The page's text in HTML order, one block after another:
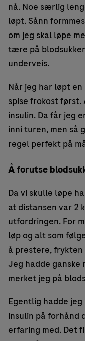
nå. Noe særlig
løpt. Sånn
om jeg skal løpe
tære på
underveis.
Når jeg har løpt
spise frokost
insulin. Da får jeg
inni turen, men så
regel perfekt på
Å forutse
Da vi skulle løpe
at distansen var 2
utfordringen. For
løp og alt som
å prestere, frykten
Jeg hadde
merket jeg på
Egentlig hadde
insulin på forhånd
erfaring med. Det